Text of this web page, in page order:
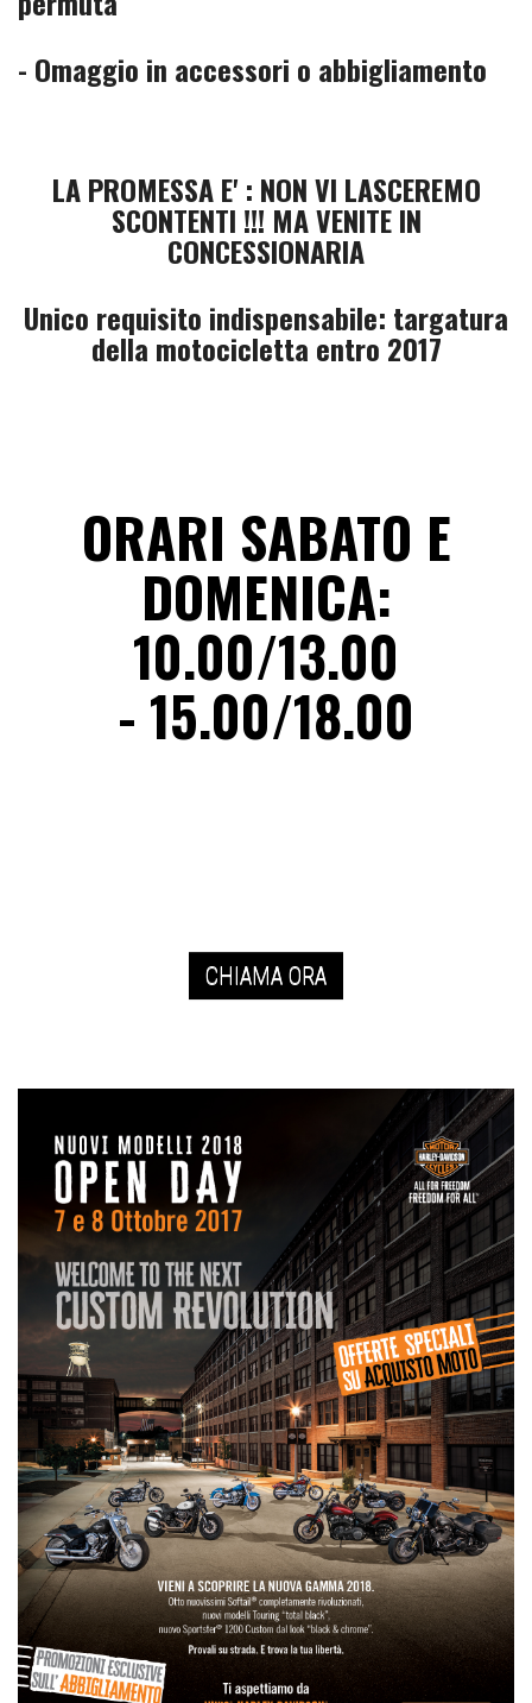
- Omaggio in accessori o abbigliamento
LA PROMESSA E' : NON VI LASCEREMO
SCONTENTI !!! MA VENITE IN
CONCESSIONARIA
Unico requisito indispensabile: targatura
della motocicletta entro 2017
ORARI SABATO E
DOMENICA:
10.00/13.00
- 15.00/18.00
CHIAMA ORA